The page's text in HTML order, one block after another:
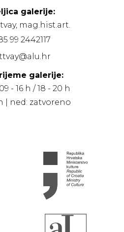
galerije:
mag.hist.art.
99 2442117
galerije:
- 16 h / 18 - 20 h
h | ned: zatvoreno